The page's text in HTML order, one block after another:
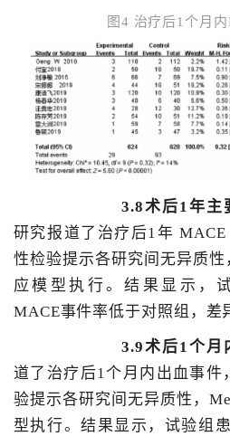
图4 治疗后1个月
3.8术后1年主
研究报道了治疗后1年
性检验提示各研究间无异质
应模型执行。结果显示，
MACE事件率低于对照组，差
3.9术后1个月
道了治疗后1个月内出血事件
验提示各研究间无异质性，
型执行。结果显示，试验组